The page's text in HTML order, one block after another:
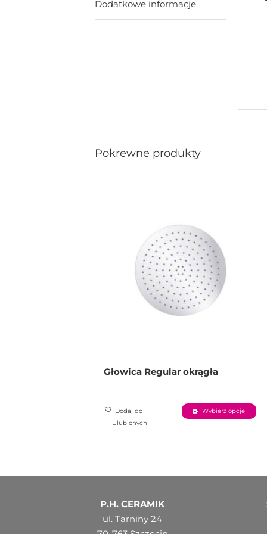
Dodatkowe informacje
Pokrewne produkty
Głowica Regular okrągła
Dodaj do
Ulubionych
Wybierz opcje
P.H. CERAMIK
ul. Tarniny 24